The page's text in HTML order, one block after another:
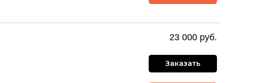
23 000 руб.
Заказать